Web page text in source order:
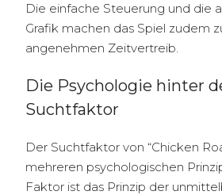
Die einfache Steuerung und die
Grafik machen das Spiel zudem
angenehmen Zeitvertreib.
Die Psychologie hinter
Suchtfaktor
Der Suchtfaktor von “Chicken
mehreren psychologischen
Faktor ist das Prinzip der